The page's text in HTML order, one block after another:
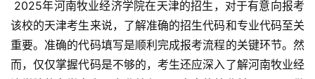
该校的天津考生来说，了解准确的招生代码和专业代码至关
重要。准确的代码填写是顺利完成报考流程的关键环节。然
而，仅仅掌握代码是不够的，考生还应深入了解河南牧业经